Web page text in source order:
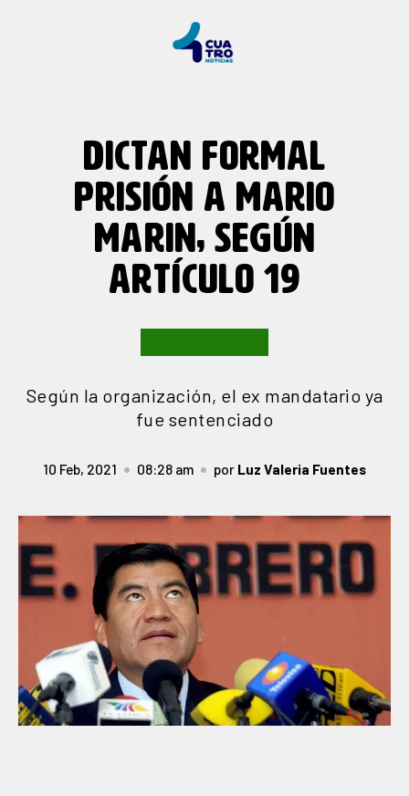
DICTAN FORMAL
PRISIÓN A MARIO
MARIN, SEGÚN
ARTÍCULO 19
Según la organización, el ex mandatario ya
fue sentenciado
10 Feb, 2021 08:28 am por Luz Valeria Fuentes